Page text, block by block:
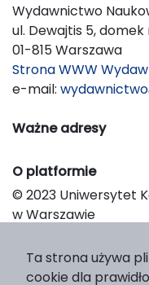
Wydawnictwo
ul. Dewajtis 5, domek
01-815 Warszawa
Strona WWW
e-mail:
Ważne adresy
O platformie
© 2023 Uniwersytet
w Warszawie
Platform &
Ta strona używa
cookie dla